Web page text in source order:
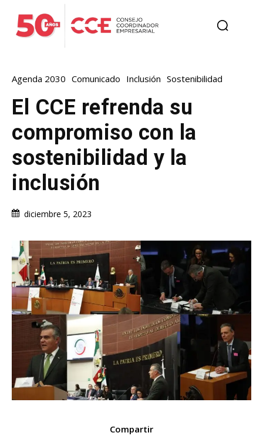
Agenda 2030 Comunicado Inclusión Sostenibilidad
El CCE refrenda su
compromiso con la
sostenibilidad y la
inclusión
diciembre 5, 2023
Compartir